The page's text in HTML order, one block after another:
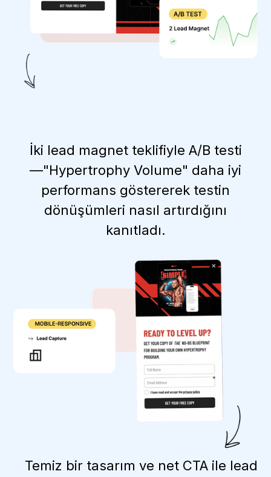
İki lead magnet teklifiyle A/B testi
—"Hypertrophy Volume" daha iyi
performans göstererek testin
dönüşümleri nasıl artırdığını
kanıtladı.
Temiz bir tasarım ve net CTA ile lead